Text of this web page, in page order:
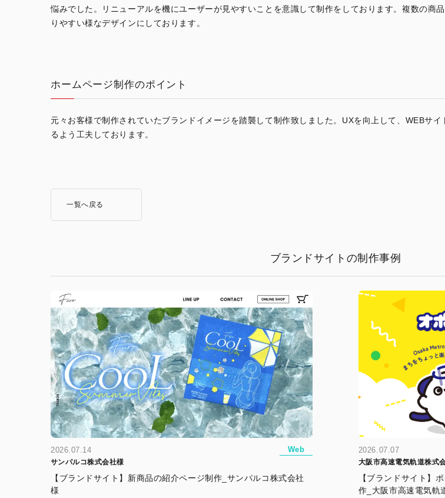
悩みでした。リニューアルを機にユーザーが見やすいことを意識して制作をしております。複数の商
りやすい様なデザインにしております。
ホームページ制作のポイント
元々お客様で制作されていたブランドイメージを踏襲して制作致しました。UXを向上して、WEBサ
るよう工夫しております。
一覧へ戻る
ブランドサイトの制作事例
2026.07.14 Web
サンパルコ株式会社様
【ブランドサイト】新商品の紹介ページ制作_サンパルコ株式会社
様
2026.07.07
大阪市高速電気軌道株式
【ブランドサイト】
作_大阪市高速電気軌